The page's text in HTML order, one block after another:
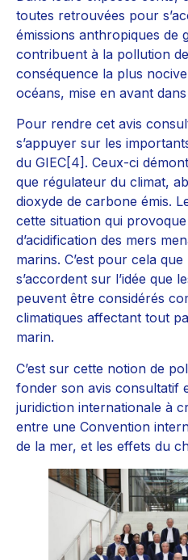
toutes retrouvées pour
émissions anthropiques de
contribuent à la pollution
conséquence la plus
océans, mise en avant
Pour rendre cet avis
s’appuyer sur les
du GIEC[4] . Ceux-ci
que régulateur du climat,
dioxyde de carbone émis.
cette situation qui
d’acidification des mers
marins. C’est pour cela
s’accordent sur l’idée que
peuvent être considérés
climatiques affectant tout
marin.
C’est sur cette notion de
fonder son avis consultatif
juridiction internationale à
entre une Convention
de la mer, et les effets du